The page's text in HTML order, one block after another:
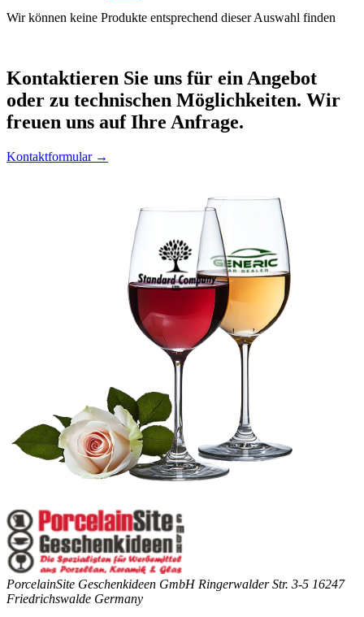
Wir können keine Produkte entsprechend dieser Auswahl finden
Kontaktieren Sie uns für ein Angebot
oder zu technischen Möglichkeiten. Wir
freuen uns auf Ihre Anfrage.
Kontaktformular →
PorcelainSite Geschenkideen GmbH Ringerwalder Str. 3-5 16247
Friedrichswalde Germany